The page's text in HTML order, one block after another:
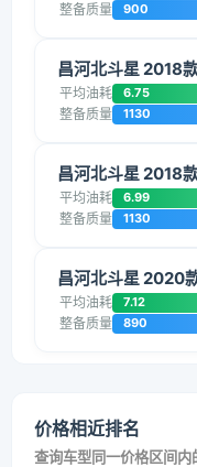
整备质量 900
昌河北斗星 2018
平均油耗 6.75
整备质量 1130
昌河北斗星 2018
平均油耗 6.99
整备质量 1130
昌河北斗星 2020
平均油耗 7.12
整备质量 890
价格相近排名
查询车型同一价格区间内